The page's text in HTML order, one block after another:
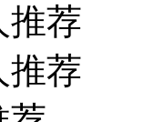
推荐
推荐